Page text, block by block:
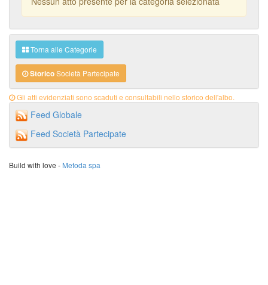
Torna alle Categorie
StoricoSocietà Partecipate
Gli atti evidenziati sono scaduti e consultabili nello storico dell'albo.
Feed Globale
Feed Società Partecipate
Build with love - Metoda spa